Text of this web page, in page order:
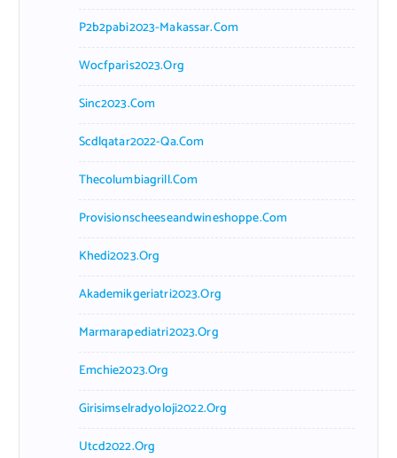
P2b2pabi2023-Makassar.com
Wocfparis2023.org
Sinc2023.com
Scdlqatar2022-Qa.com
Thecolumbiagrill.com
Provisionscheeseandwineshoppe.com
Khedi2023.org
Akademikgeriatri2023.org
Marmarapediatri2023.org
Emchie2023.org
Girisimselradyoloji2022.org
Utcd2022.org